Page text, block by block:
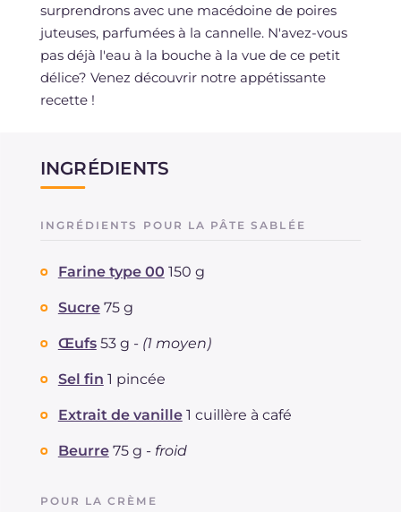
surprendrons avec une macédoine de poires
juteuses, parfumées à la cannelle. N'avez-vous
pas déjà l'eau à la bouche à la vue de ce petit
délice? Venez découvrir notre appétissante
recette !
INGRÉDIENTS
INGRÉDIENTS POUR LA PÂTE SABLÉE
Farine type 00 150 g
Sucre 75 g
Œufs 53 g - (1 moyen)
Sel fin 1 pincée
Extrait de vanille 1 cuillère à café
Beurre 75 g - froid
POUR LA CRÈME